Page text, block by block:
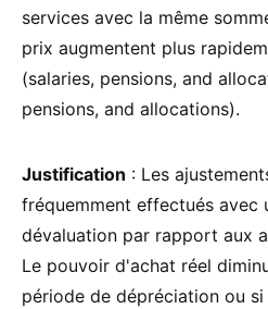
services avec la même
prix augmentent plus
(salaries, pensions, and
pensions, and allocations).
Justification : Les
fréquemment effectués avec
dévaluation par rapport aux
Le pouvoir d'achat réel
période de dépréciation ou